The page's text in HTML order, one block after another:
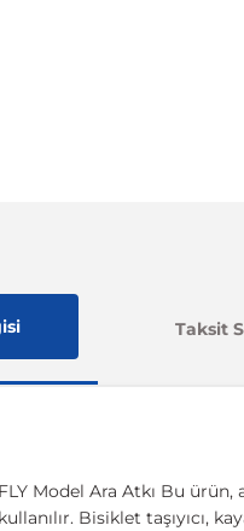
Taksit
FLY Model Ara Atkı Bu ürün,
kullanılır. Bisiklet taşıyıcı,